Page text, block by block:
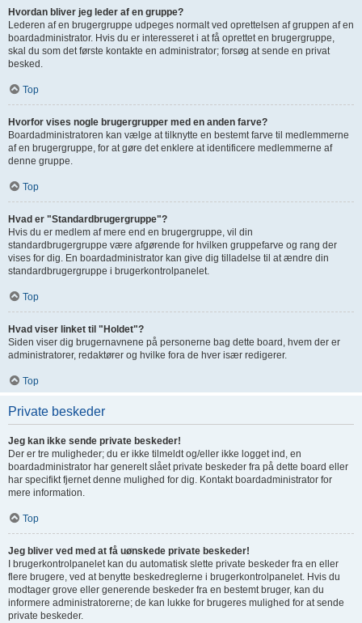
Hvordan bliver jeg leder af en gruppe?
Lederen af en brugergruppe udpeges normalt ved oprettelsen af gruppen af en
boardadministrator. Hvis du er interesseret i at få oprettet en brugergruppe,
skal du som det første kontakte en administrator; forsøg at sende en privat
besked.
Top
Hvorfor vises nogle brugergrupper med en anden farve?
Boardadministratoren kan vælge at tilknytte en bestemt farve til medlemmerne
af en brugergruppe, for at gøre det enklere at identificere medlemmerne af
denne gruppe.
Top
Hvad er "Standardbrugergruppe"?
Hvis du er medlem af mere end en brugergruppe, vil din
standardbrugergruppe være afgørende for hvilken gruppefarve og rang der
vises for dig. En boardadministrator kan give dig tilladelse til at ændre din
standardbrugergruppe i brugerkontrolpanelet.
Top
Hvad viser linket til "Holdet"?
Siden viser dig brugernavnene på personerne bag dette board, hvem der er
administratorer, redaktører og hvilke fora de hver især redigerer.
Top
Private beskeder
Jeg kan ikke sende private beskeder!
Der er tre muligheder; du er ikke tilmeldt og/eller ikke logget ind, en
boardadministrator har generelt slået private beskeder fra på dette board eller
har specifikt fjernet denne mulighed for dig. Kontakt boardadministrator for
mere information.
Top
Jeg bliver ved med at få uønskede private beskeder!
I brugerkontrolpanelet kan du automatisk slette private beskeder fra en eller
flere brugere, ved at benytte beskedreglerne i brugerkontrolpanelet. Hvis du
modtager grove eller generende beskeder fra en bestemt bruger, kan du
informere administratorerne; de kan lukke for brugeres mulighed for at sende
private beskeder.